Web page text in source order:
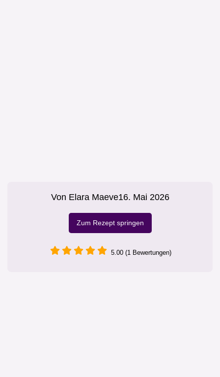
Von Elara Maeve16. Mai 2026
Zum Rezept springen
5.00 (1 Bewertungen)